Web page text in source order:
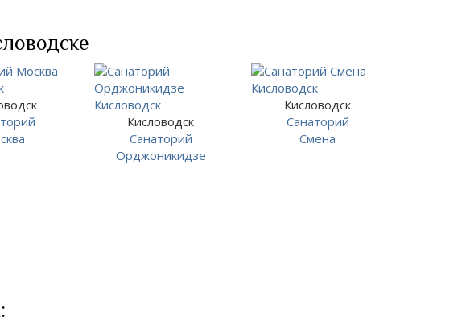
Кисловодск
Санаторий
Орджоникидзе
Кисловодск
Санаторий
Смена